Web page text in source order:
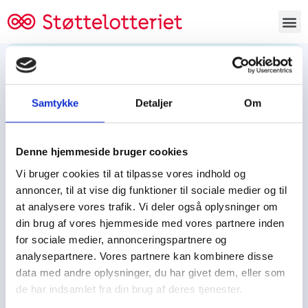
Samtykke Detaljer Om
Denne hjemmeside bruger cookies
Vi bruger cookies til at tilpasse vores indhold og
annoncer, til at vise dig funktioner til sociale medier og til
at analysere vores trafik. Vi deler også oplysninger om
din brug af vores hjemmeside med vores partnere inden
for sociale medier, annonceringspartnere og
analysepartnere. Vores partnere kan kombinere disse
data med andre oplysninger, du har givet dem, eller som
de har indsamlet fra din brug af deres tjenester.
Tjen penge og støt
Tjen penge til:
Spejdere/spejdergruppen/FDF’ere, m.fl.
Kontor
Tjenpengeogstoet.dk
Ejby Industrivej 91
DK – 2600 Glostrup
CVR: 19347508